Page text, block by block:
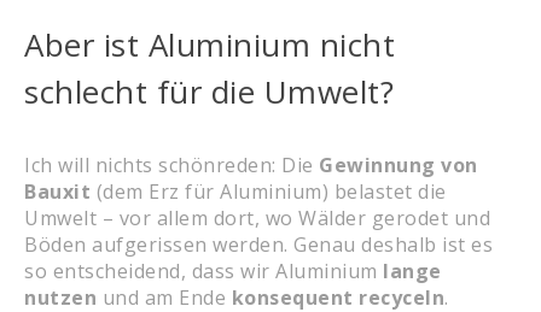
Aber ist Aluminium nicht
schlecht für die Umwelt?
Ich will nichts schönreden: Die Gewinnung von
Bauxit (dem Erz für Aluminium) belastet die
Umwelt – vor allem dort, wo Wälder gerodet und
Böden aufgerissen werden. Genau deshalb ist es
so entscheidend, dass wir Aluminium lange
nutzen und am Ende konsequent recyceln.